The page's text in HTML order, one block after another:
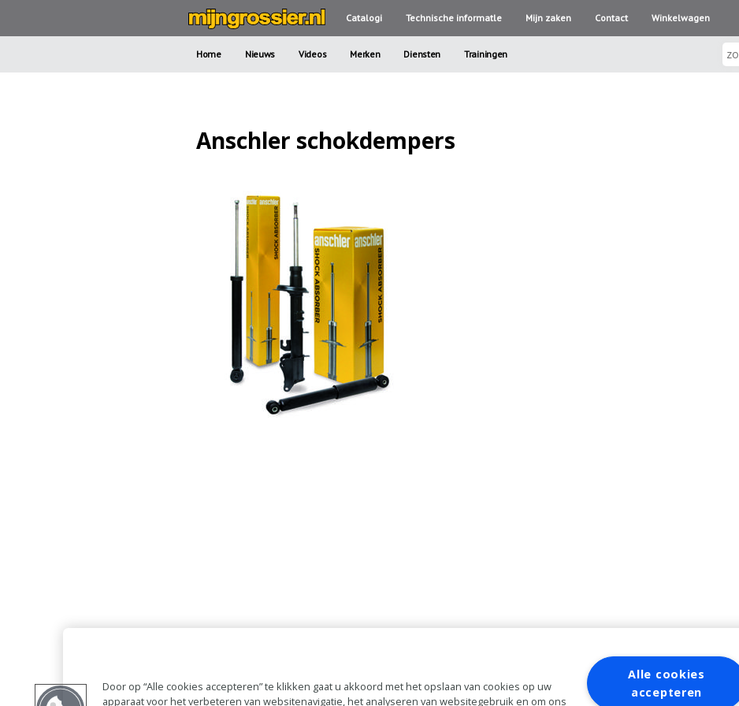
Catalogi Technische informatle Mijn zaken Contact Winkelwagen
Home Nieuws Videos Merken Diensten Trainingen
Anschler schokdempers
Door op “Alle cookies accepteren” te klikken gaat u akkoord met het opslaan van cookies op uw
apparaat voor het verbeteren van websitenavigatie, het analyseren van websitegebruik en om ons
Alle cookies
accepteren